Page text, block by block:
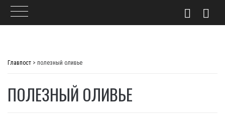
Главпост > полезный оливье
ПОЛЕЗНЫЙ ОЛИВЬЕ